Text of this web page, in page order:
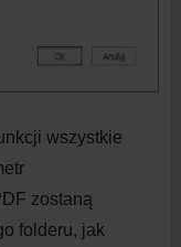
wszystkie
zostaną
folderu, jak